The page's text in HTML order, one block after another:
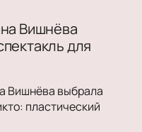
Вишнёва
для
Вишнёва выбрала
пластический